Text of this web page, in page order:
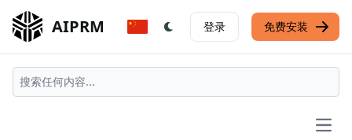
AIPRM 登录 免费安装